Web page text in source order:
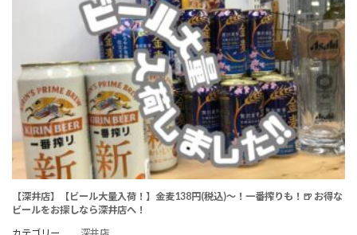
【深井店】【ビール大量入荷！】金麦138円(税込)～！一番搾りも！🍺 お得な
ビールをお探しなら深井店へ！